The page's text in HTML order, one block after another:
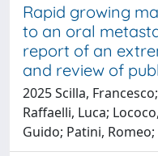
Rapid growing
to an oral
report of an
and review of
2025 Scilla,
Raffaelli, Luca;
Guido; Patini,